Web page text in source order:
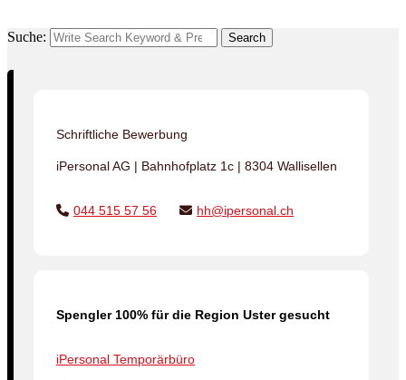
Suche: Search
Schriftliche Bewerbung
iPersonal AG | Bahnhofplatz 1c | 8304 Wallisellen
044 515 57 56 hh@ipersonal.ch
Spengler 100% für die Region Uster gesucht
iPersonal Temporärbüro